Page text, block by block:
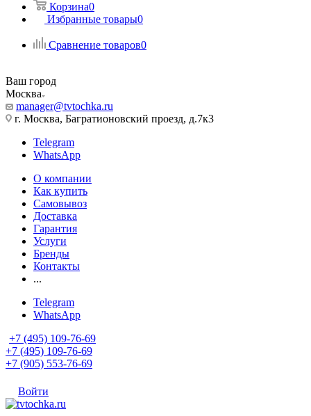
Корзина0
Избранные товары0
Сравнение товаров0
Ваш город
Москва
manager@tvtochka.ru
г. Москва, Багратионовский проезд, д.7к3
Telegram
WhatsApp
О компании
Как купить
Самовывоз
Доставка
Гарантия
Услуги
Бренды
Контакты
...
Telegram
WhatsApp
+7 (495) 109-76-69
+7 (495) 109-76-69
+7 (905) 553-76-69
Войти